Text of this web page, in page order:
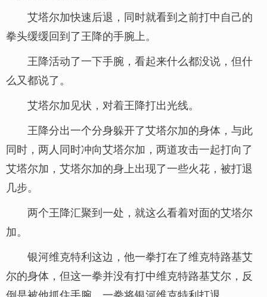
艾塔尔加快速后退，同时就看到之前打中自己的
拳头缓缓回到了王降的手腕上。
王降活动了一下手腕，看起来什么都没说，但什
么又都说了。
艾塔尔加见状，对着王降打出光线。
王降分出一个分身躲开了艾塔尔加的身体，与此
同时，两人同时冲向艾塔尔加，两道攻击一起打向了
艾塔尔加，艾塔尔加的身上出现了一些火花，被打退
几步。
两个王降汇聚到一处，就这么看着对面的艾塔尔
加。
银河维克特利这边，他一拳打在了维克特路基艾
尔的身体，但这一拳并没有打中维克特路基艾尔，反